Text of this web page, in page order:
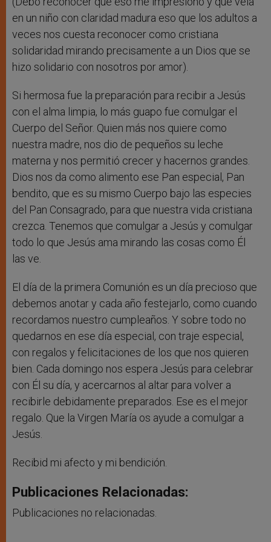
en un niño con claridad madura eso que los adultos a
veces nos cuesta reconocer como cristiana
solidaridad mirando precisamente a un Dios que se
hizo solidario con nosotros por amor).
Si hermosa fue la preparación para recibir a Jesús
con el alma limpia, lo más guapo fue comulgar el
Cuerpo del Señor. Quien más nos quiere como
nuestra madre, nos dio de pequeños su leche
materna y nos permitió crecer y hacernos grandes.
Dios nos da como alimento ese Pan especial, Pan
bendito, que es su mismo Cuerpo bajo las especies
del Pan Consagrado, para que nuestra vida cristiana
crezca. Tenemos que comulgar a Jesús y comulgar
todo lo que Jesús ama mirando las cosas como Él
las ve.
El día de la primera Comunión es un día precioso que
debemos anotar y cada año festejarlo, como cuando
recordamos nuestro cumpleaños. Y sobre todo no
quedarnos en ese día especial, con traje especial,
con regalos y felicitaciones de los que nos quieren
bien. Cada domingo nos espera Jesús para celebrar
con Él su día, y acercarnos al altar para volver a
recibirle debidamente preparados. Ese es el mejor
regalo. Que la Virgen María os ayude a comulgar a
Jesús.
Recibid mi afecto y mi bendición.
Publicaciones Relacionadas:
Publicaciones no relacionadas.